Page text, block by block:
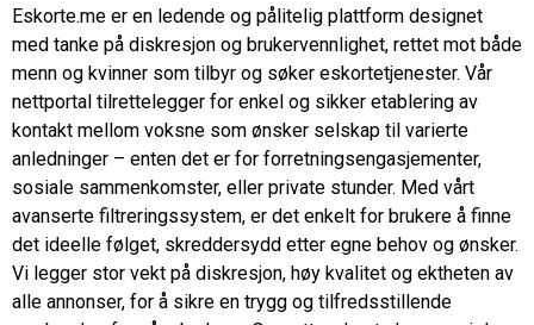
Eskorte.me er en ledende og pålitelig plattform designet
med tanke på diskresjon og brukervennlighet, rettet mot både
menn og kvinner som tilbyr og søker eskortetjenester. Vår
nettportal tilrettelegger for enkel og sikker etablering av
kontakt mellom voksne som ønsker selskap til varierte
anledninger – enten det er for forretningsengasjementer,
sosiale sammenkomster, eller private stunder. Med vårt
avanserte filtreringssystem, er det enkelt for brukere å finne
det ideelle følget, skreddersydd etter egne behov og ønsker.
Vi legger stor vekt på diskresjon, høy kvalitet og ektheten av
alle annonser, for å sikre en trygg og tilfredsstillende